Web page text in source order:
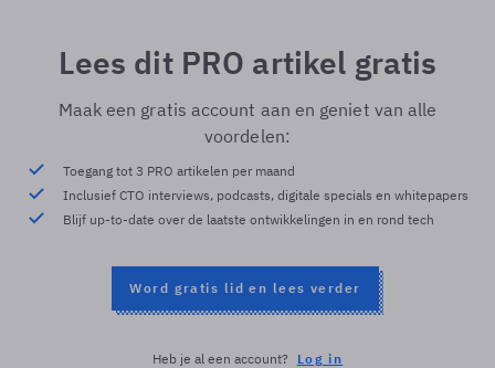
Lees dit PRO artikel gratis
Maak een gratis account aan en geniet van alle
voordelen:
Toegang tot 3 PRO artikelen per maand
Inclusief CTO interviews, podcasts, digitale specials en whitepapers
Blijf up-to-date over de laatste ontwikkelingen in en rond tech
Word gratis lid en lees verder
Heb je al een account? Log in